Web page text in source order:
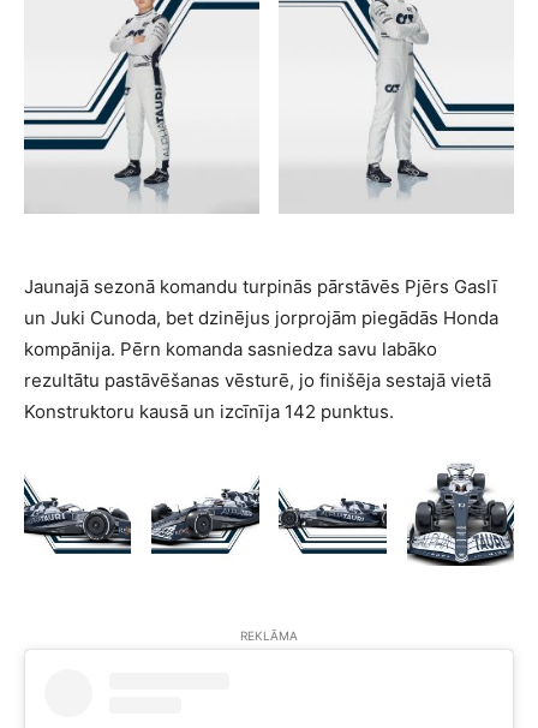
Jaunajā sezonā komandu turpinās pārstāvēs Pjērs Gaslī
un Juki Cunoda, bet dzinējus jorprojām piegādās Honda
kompānija. Pērn komanda sasniedza savu labāko
rezultātu pastāvēšanas vēsturē, jo finišēja sestajā vietā
Konstruktoru kausā un izcīnīja 142 punktus.
REKLĀMA